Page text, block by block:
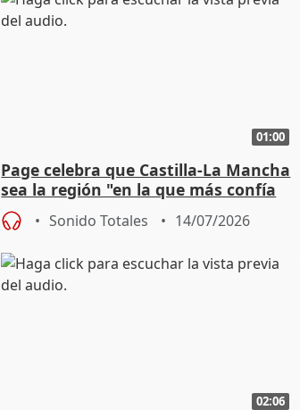
01:00
Page celebra que Castilla-La Mancha
sea la región "en la que más confía
el empresariado"
Sonido Totales 14/07/2026
02:06